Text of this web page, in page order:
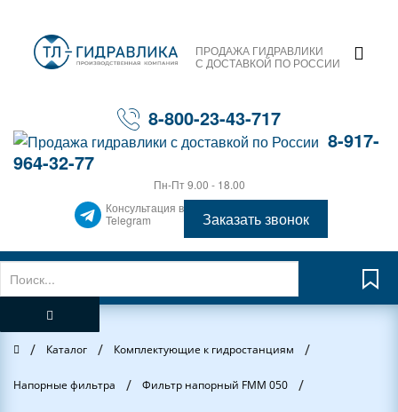
ПРОДАЖА ГИДРАВЛИКИ
С ДОСТАВКОЙ ПО РОССИИ
8-800-23-43-717
8-917-
964-32-77
Пн-Пт 9.00 - 18.00
Консультация в
Telegram
Заказать звонок
Главная
/ Каталог / Комплектующие к гидростанциям /
Напорные фильтра / Фильтр напорный FMM 050 /